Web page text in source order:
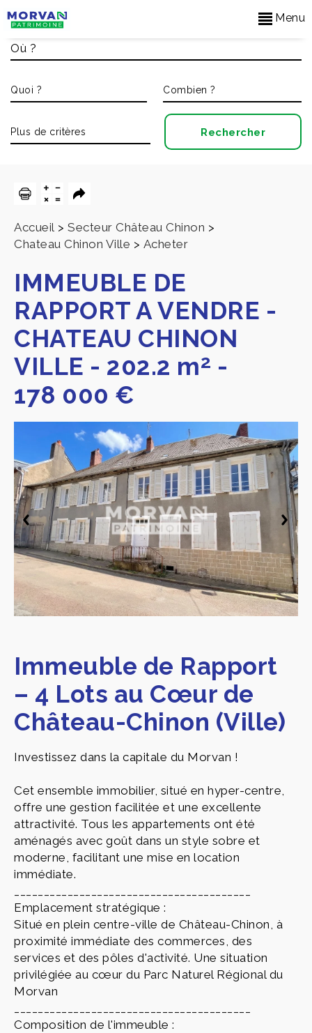
Menu
Accueil > Secteur Château Chinon >
Chateau Chinon Ville > Acheter
IMMEUBLE DE
RAPPORT A VENDRE -
CHATEAU CHINON
VILLE - 202.2 m2 -
178 000 €
Immeuble de Rapport
– 4 Lots au Cœur de
Château-Chinon (Ville)
Investissez dans la capitale du Morvan !
Cet ensemble immobilier, situé en hyper-centre,
offre une gestion facilitée et une excellente
attractivité. Tous les appartements ont été
aménagés avec goût dans un style sobre et
moderne, facilitant une mise en location
immédiate.
Emplacement stratégique :
Situé en plein centre-ville de Château-Chinon, à
proximité immédiate des commerces, des
services et des pôles d'activité. Une situation
privilégiée au cœur du Parc Naturel Régional du
Morvan
Composition de l'immeuble :